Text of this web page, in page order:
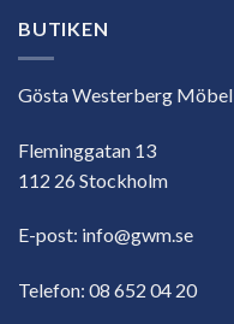
BUTIKEN
Gösta Westerberg Möbel
Fleminggatan 13
112 26 Stockholm
E-post: info@gwm.se
Telefon: 08 652 04 20